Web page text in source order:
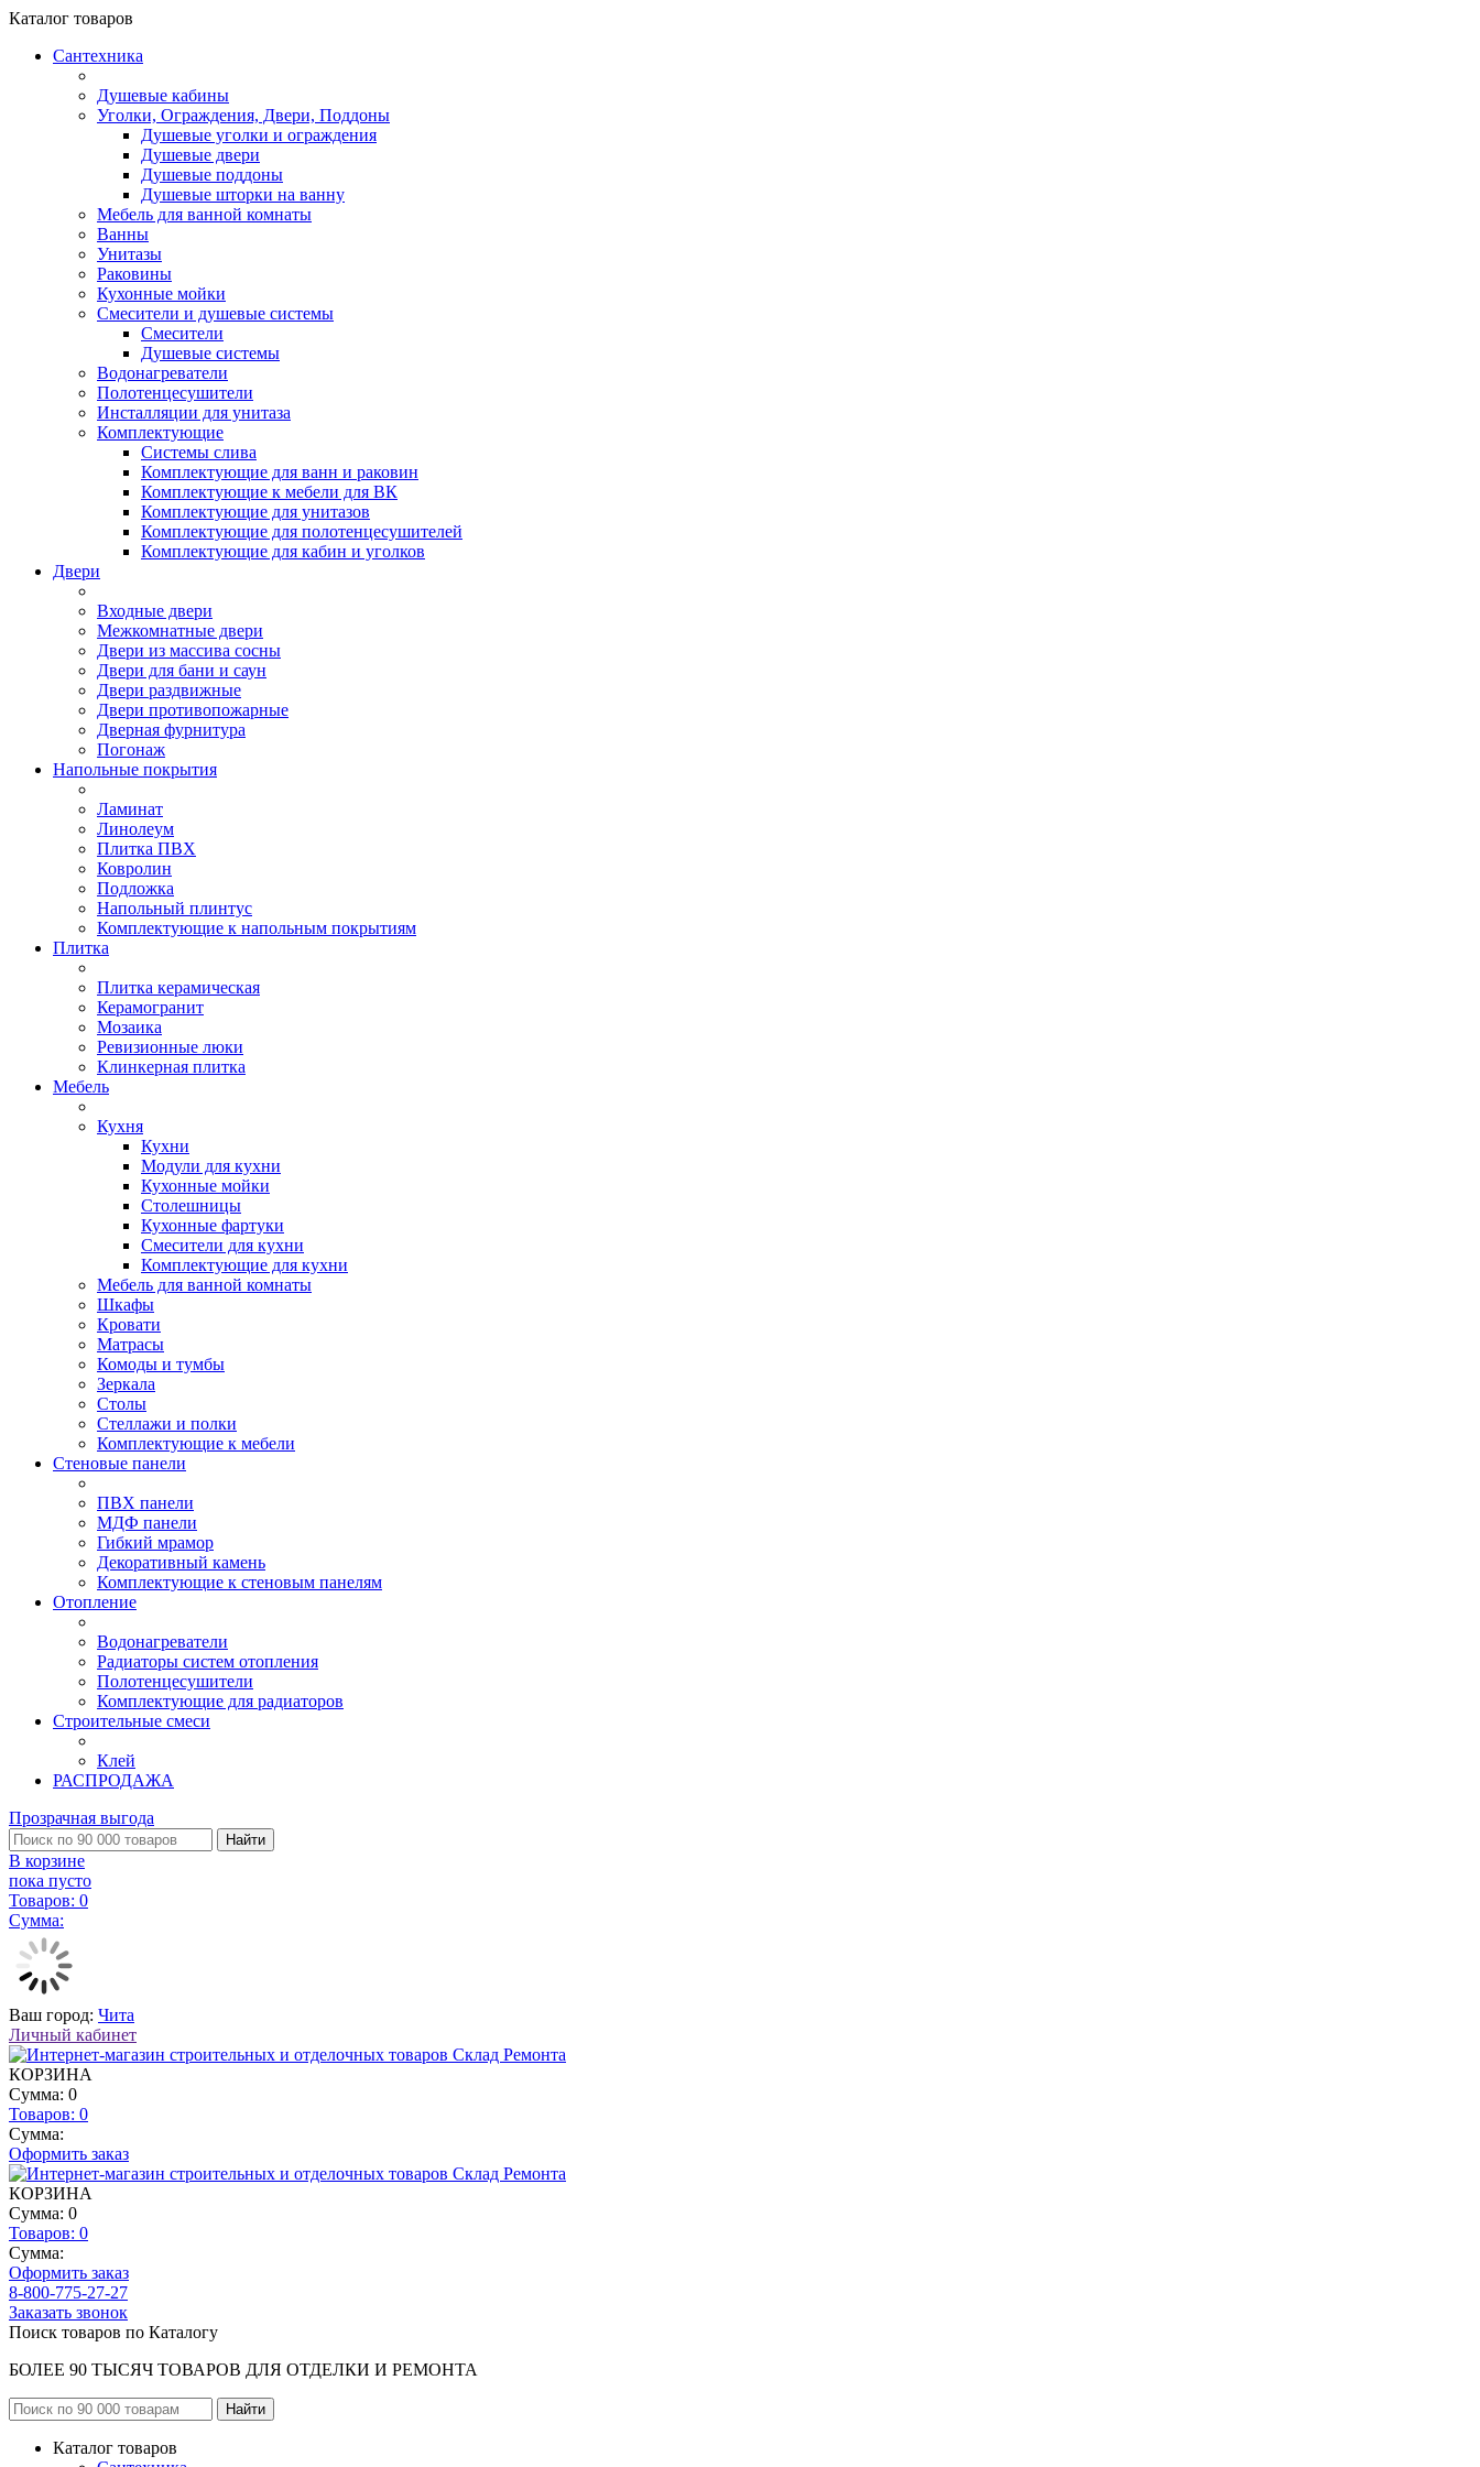
Каталог товаров
Сантехника
Душевые кабины
Уголки, Ограждения, Двери, Поддоны
Душевые уголки и ограждения
Душевые двери
Душевые поддоны
Душевые шторки на ванну
Мебель для ванной комнаты
Ванны
Унитазы
Раковины
Кухонные мойки
Смесители и душевые системы
Смесители
Душевые системы
Водонагреватели
Полотенцесушители
Инсталляции для унитаза
Комплектующие
Системы слива
Комплектующие для ванн и раковин
Комплектующие к мебели для ВК
Комплектующие для унитазов
Комплектующие для полотенцесушителей
Комплектующие для кабин и уголков
Двери
Входные двери
Межкомнатные двери
Двери из массива сосны
Двери для бани и саун
Двери раздвижные
Двери противопожарные
Дверная фурнитура
Погонаж
Напольные покрытия
Ламинат
Линолеум
Плитка ПВХ
Ковролин
Подложка
Напольный плинтус
Комплектующие к напольным покрытиям
Плитка
Плитка керамическая
Керамогранит
Мозаика
Ревизионные люки
Клинкерная плитка
Мебель
Кухня
Кухни
Модули для кухни
Кухонные мойки
Столешницы
Кухонные фартуки
Смесители для кухни
Комплектующие для кухни
Мебель для ванной комнаты
Шкафы
Кровати
Матрасы
Комоды и тумбы
Зеркала
Столы
Стеллажи и полки
Комплектующие к мебели
Стеновые панели
ПВХ панели
МДФ панели
Гибкий мрамор
Декоративный камень
Комплектующие к стеновым панелям
Отопление
Водонагреватели
Радиаторы систем отопления
Полотенцесушители
Комплектующие для радиаторов
Строительные смеси
Клей
РАСПРОДАЖА
Прозрачная выгода
Найти
В корзине
пока пусто
Товаров: 0
Сумма:
Ваш город: Чита
Личный кабинет
КОРЗИНА
Сумма: 0
Товаров: 0
Сумма:
Оформить заказ
КОРЗИНА
Сумма: 0
Товаров: 0
Сумма:
Оформить заказ
8-800-775-27-27
Заказать звонок
Поиск товаров по Каталогу
БОЛЕЕ 90 ТЫСЯЧ ТОВАРОВ ДЛЯ ОТДЕЛКИ И РЕМОНТА
Каталог товаров